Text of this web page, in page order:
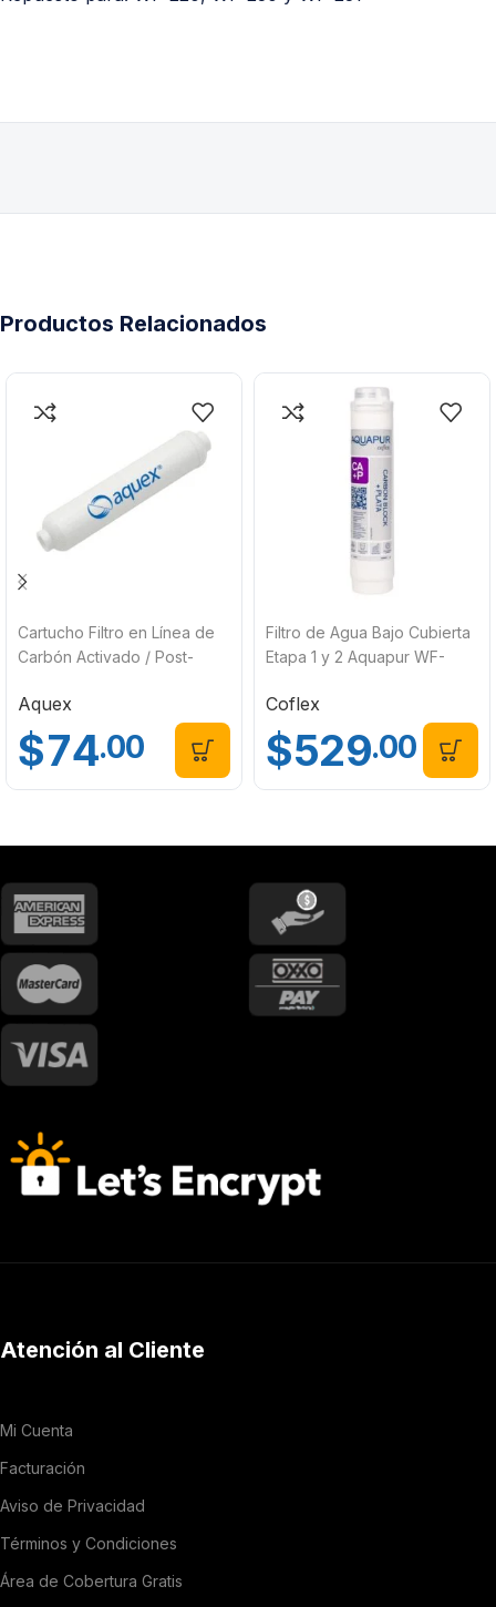
Productos Relacionados
Cartucho Filtro en Línea de
Carbón Activado / Post-
Aquex
$74.00
Filtro de Agua Bajo Cubierta
Etapa 1 y 2 Aquapur WF-
Coflex
$529.00
Atención al Cliente
Mi Cuenta
Facturación
Aviso de Privacidad
Términos y Condiciones
Área de Cobertura Gratis